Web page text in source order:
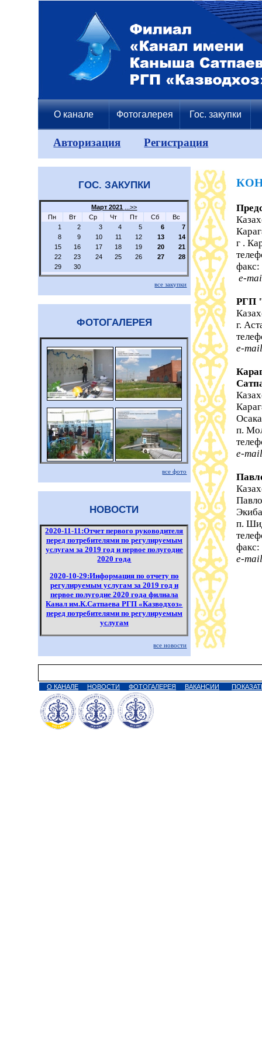
О канале Фотогалерея Гос. закупки
Авторизация Регистрация
ГОС. ЗАКУПКИ
Март 2021
...>>
Пн
Вт Ср Чт Пт Сб
Вс
1
2 3 4 5 6
7
8
9 10 11 12 13
14
15
16 17 18 19 20
21
22
23 24 25 26 27
28
29
30
все закупки
ФОТОГАЛЕРЕЯ
все фото
НОВОСТИ
2020-11-11:Отчет первого руководителя
перед потребителями по регулируемым
услугам за 2019 год и первое полугодие
2020 года
2020-10-29:Информация по отчету по
регулируемым услугам за 2019 год и
первое полугодие 2020 года филиала
Канал им.К.Сатпаева РГП «Казводхоз»
перед потребителями по регулируемым
услугам
2020-07-29:Отчет об исполнении
тарифной сметы на услугу по подаче
воды по распределительным сетям
Карагандинское управление
2020-07-29:Информация о ходе
исполнения инвестиционной программы
за 1 полугодие 2020 года
все новости
г .
факс:
e-
РГП
г.
e-
п.
e-
п.
факс:
e-
О КАНАЛЕ НОВОСТИ ФОТОГАЛЕРЕЯ ВАКАНСИИ